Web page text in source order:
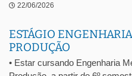
22/06/2026
ESTÁGIO
PRODUÇÃO
• Estar cursando Engenharia